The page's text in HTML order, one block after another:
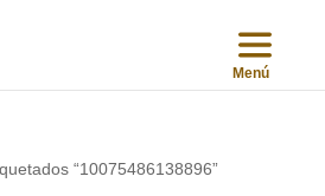
“10075486138896”